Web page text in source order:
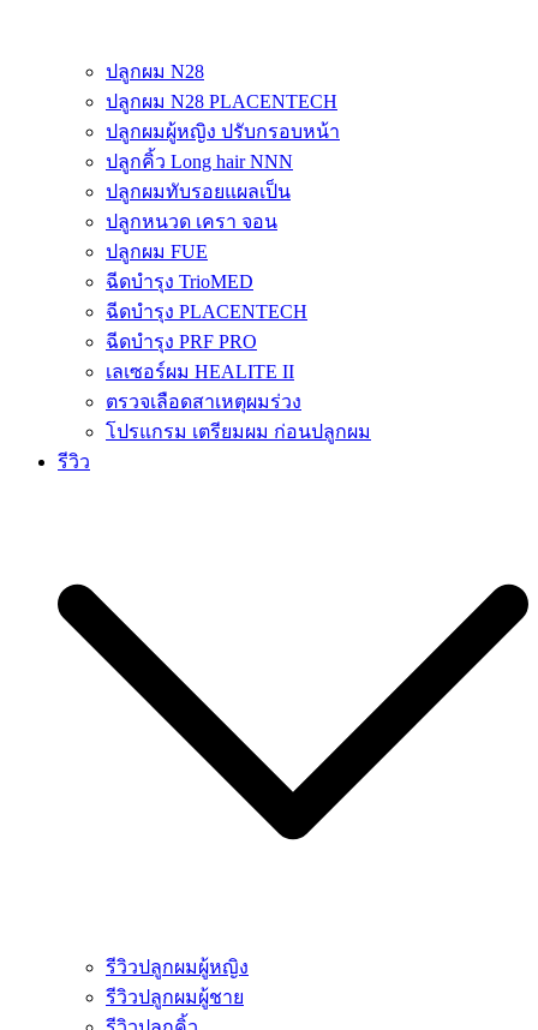
ปลูกผม N28
ปลูกผม N28 PLACENTECH
ปลูกผมผู้หญิง ปรับกรอบหน้า
ปลูกคิ้ว Long hair NNN
ปลูกผมทับรอยแผลเป็น
ปลูกหนวด เครา จอน
ปลูกผม FUE
ฉีดบำรุง TrioMED
ฉีดบำรุง PLACENTECH
ฉีดบำรุง PRF PRO
เลเซอร์ผม HEALITE II
ตรวจเลือดสาเหตุผมร่วง
โปรแกรม เตรียมผม ก่อนปลูกผม
รีวิว
รีวิวปลูกผมผู้หญิง
รีวิวปลูกผมผู้ชาย